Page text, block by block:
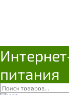
питания